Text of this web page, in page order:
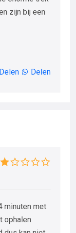
zijn bij een
Delen Delen
minuten met
ophalen